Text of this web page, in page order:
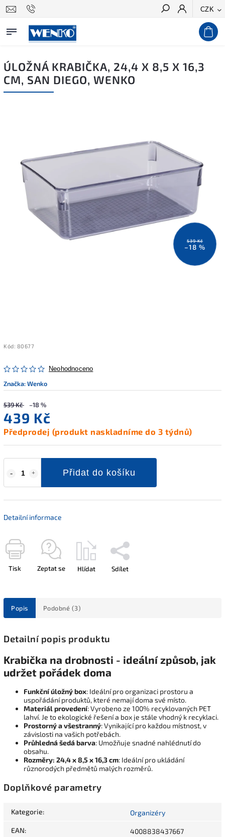
CZK
Hledat
ÚLOŽNÁ KRABIČKA, 24,4 X 8,5 X 16,3
CM, SAN DIEGO, WENKO
539 Kč
–18 %
Kód: 80677
Neohodnoceno
Značka:Wenko
539 Kč –18 %
439 Kč
Předprodej (produkt naskladníme do 3 týdnů)
Přidat do košíku
Detailní informace
Tisk Zeptat se Hlídat Sdílet
Popis Podobné (3)
Detailní popis produktu
Krabička na drobnosti - ideální způsob, jak
udržet pořádek doma
Funkční úložný box: Ideální pro organizaci prostoru a
uspořádání produktů, které nemají doma své místo.
Materiál provedení: Vyrobeno ze 100% recyklovaných PET
lahví. Je to ekologické řešení a box je stále vhodný k recyklaci.
Prostorný a všestranný: Vynikající pro každou místnost, v
závislosti na vašich potřebách.
Průhledná šedá barva: Umožňuje snadné nahlédnutí do
obsahu.
Rozměry: 24,4 x 8,5 x 16,3 cm: Ideální pro ukládání
různorodých předmětů malých rozměrů.
Doplňkové parametry
Kategorie: Organizéry
EAN: 4008838437667